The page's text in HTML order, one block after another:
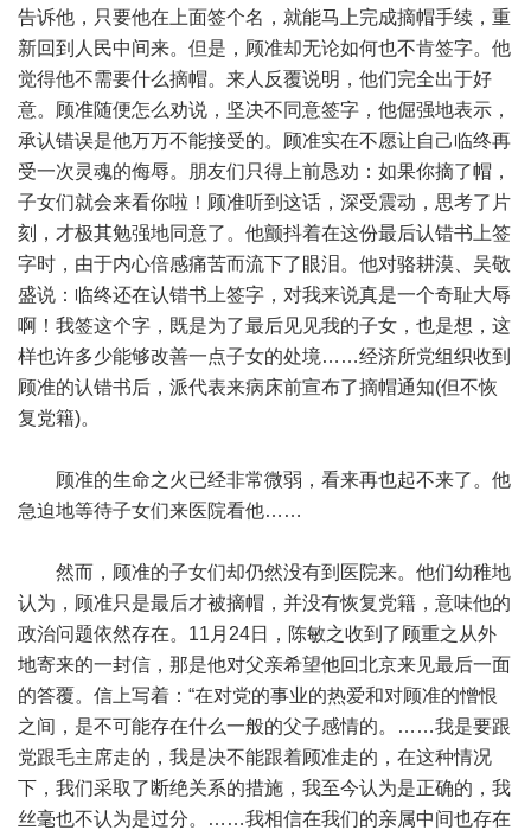
告诉他，只要他在上面签个名，就能马上完成摘帽手续，重
新回到人民中间来。但是，顾准却无论如何也不肯签字。他
觉得他不需要什么摘帽。来人反覆说明，他们完全出于好
意。顾准随便怎么劝说，坚决不同意签字，他倔强地表示，
承认错误是他万万不能接受的。顾准实在不愿让自己临终再
受一次灵魂的侮辱。朋友们只得上前恳劝：如果你摘了帽，
子女们就会来看你啦！顾准听到这话，深受震动，思考了片
刻，才极其勉强地同意了。他颤抖着在这份最后认错书上签
字时，由于内心倍感痛苦而流下了眼泪。他对骆耕漠、吴敬
盛说：临终还在认错书上签字，对我来说真是一个奇耻大辱
啊！我签这个字，既是为了最后见见我的子女，也是想，这
样也许多少能够改善一点子女的处境……经济所党组织收到
顾准的认错书后，派代表来病床前宣布了摘帽通知(但不恢
复党籍)。
顾准的生命之火已经非常微弱，看来再也起不来了。他
急迫地等待子女们来医院看他……
然而，顾准的子女们却仍然没有到医院来。他们幼稚地
认为，顾准只是最后才被摘帽，并没有恢复党籍，意味他的
政治问题依然存在。11月24日，陈敏之收到了顾重之从外
地寄来的一封信，那是他对父亲希望他回北京来见最后一面
的答覆。信上写着：“在对党的事业的热爱和对顾准的憎恨
之间，是不可能存在什么一般的父子感情的。……我是要跟
党跟毛主席走的，我是决不能跟着顾准走的，在这种情况
下，我们采取了断绝关系的措施，我至今认为是正确的，我
丝毫也不认为是过分。……我相信在我们的亲属中间也存在